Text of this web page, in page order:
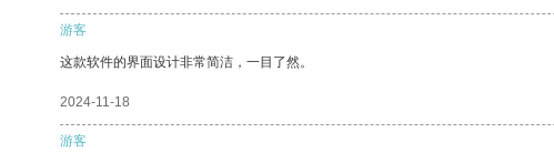
游客
这款软件的界面设计非常简洁，一目了然。
2024-11-18
游客